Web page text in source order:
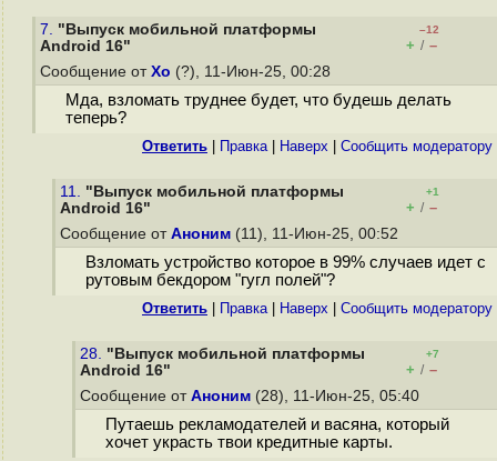
7. "Выпуск мобильной платформы
Android 16"
–12
+ / –
Сообщение от Xo (?), 11-Июн-25, 00:28
Мда, взломать труднее будет, что будешь делать
теперь?
Ответить Правка| Наверх Cообщить модератору
11. "Выпуск мобильной платформы
Android 16"
+1
+ / –
Сообщение от Аноним (11), 11-Июн-25, 00:52
Взломать устройство которое в 99% случаев идет с
рутовым бекдором "гугл полей"?
Ответить Правка| Наверх Cообщить модератору
28. "Выпуск мобильной платформы
Android 16"
+7
+ / –
Сообщение от Аноним (28), 11-Июн-25, 05:40
Путаешь рекламодателей и васяна, который
хочет украсть твои кредитные карты.